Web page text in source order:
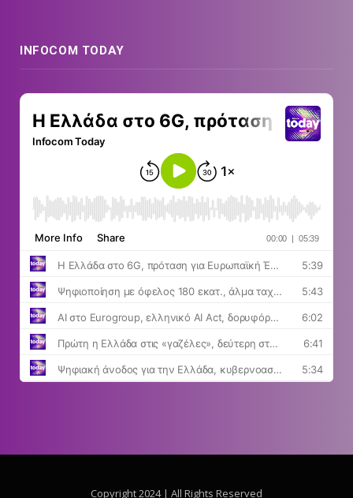
INFOCOM TODAY
Copyright 2024 | All Rights Reserved